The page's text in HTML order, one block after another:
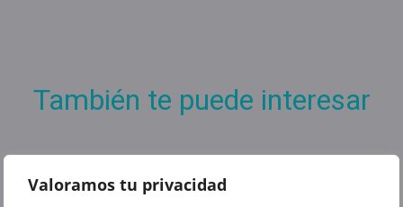
Valoramos tu privacidad
También te puede interesar